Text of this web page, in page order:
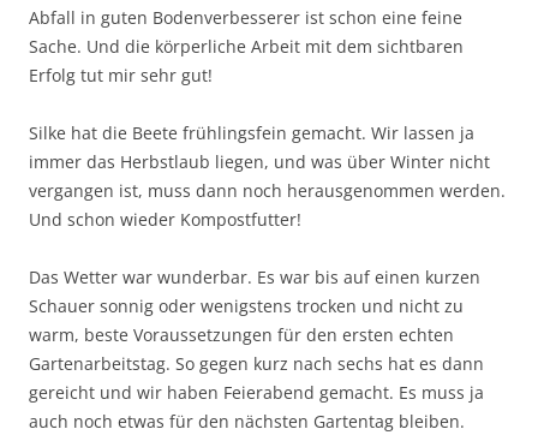
Abfall in guten Bodenverbesserer ist schon eine feine
Sache. Und die körperliche Arbeit mit dem sichtbaren
Erfolg tut mir sehr gut!
Silke hat die Beete frühlingsfein gemacht. Wir lassen ja
immer das Herbstlaub liegen, und was über Winter nicht
vergangen ist, muss dann noch herausgenommen werden.
Und schon wieder Kompostfutter!
Das Wetter war wunderbar. Es war bis auf einen kurzen
Schauer sonnig oder wenigstens trocken und nicht zu
warm, beste Voraussetzungen für den ersten echten
Gartenarbeitstag. So gegen kurz nach sechs hat es dann
gereicht und wir haben Feierabend gemacht. Es muss ja
auch noch etwas für den nächsten Gartentag bleiben.